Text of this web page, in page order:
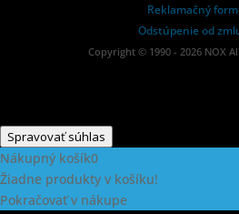
Reklamačný
Odstúpenie od
Copyright © 1990 - 2026 NOX
Spravovať súhlas
Nákupný košík0
Žiadne produkty v košíku!
Pokračovať v nákupe